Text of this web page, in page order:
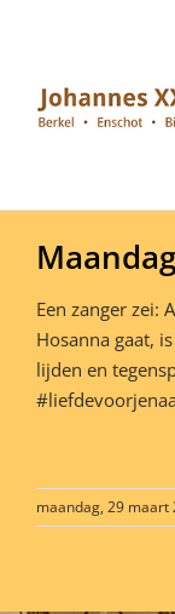
Een zanger zei:
Hosanna gaat,
lijden en
maandag, 29 maart